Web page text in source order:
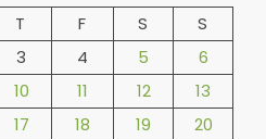
T F S
S
3 4 5
6
10 11 12
13
17 18 19
20